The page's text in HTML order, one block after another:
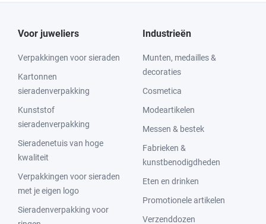
Voor juweliers
Verpakkingen voor sieraden
Kartonnen
sieradenverpakking
Kunststof
sieradenverpakking
Sieradenetuis van hoge
kwaliteit
Verpakkingen voor sieraden
met je eigen logo
Sieradenverpakking voor
Industrieën
Munten, medailles &
decoraties
Cosmetica
Modeartikelen
Messen & bestek
Fabrieken &
kunstbenodigdheden
Eten en drinken
Promotionele artikelen
Verzenddozen